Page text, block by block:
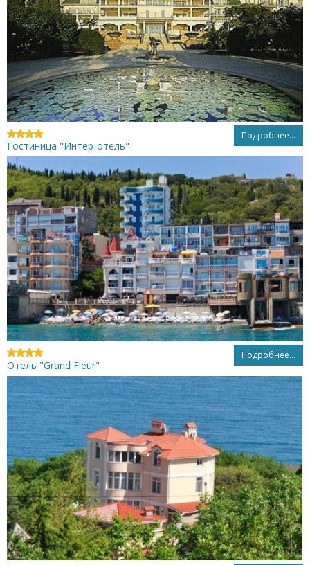
Подробнее...
Гостиница "Интер-отель"
Подробнее...
Отель "Grand Fleur"